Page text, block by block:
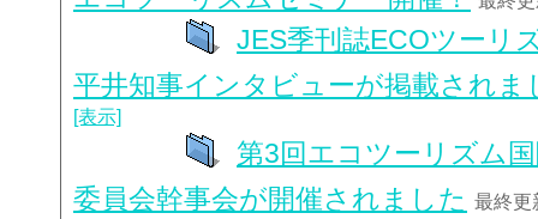
JES季刊誌ECOツーリ
平井知事インタビューが掲載されま
[表示]
第3回エコツーリズム
委員会幹事会が開催されました 最終更